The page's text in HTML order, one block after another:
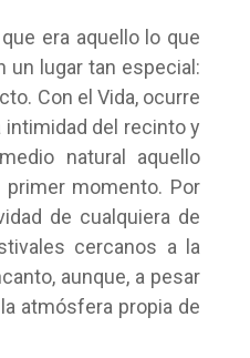
era aquello lo que
un lugar tan especial:
Con el Vida, ocurre
intimidad del recinto y
natural aquello
momento. Por
de cualquiera de
cercanos a la
aunque, a pesar
atmósfera propia de